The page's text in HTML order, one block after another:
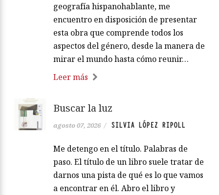
geografía hispanohablante, me
encuentro en disposición de presentar
esta obra que comprende todos los
aspectos del género, desde la manera de
mirar el mundo hasta cómo reunir…
Leer más
Buscar la luz
agosto 07, 2026 / SILVIA LÓPEZ RIPOLL
Me detengo en el título. Palabras de
paso. El título de un libro suele tratar de
darnos una pista de qué es lo que vamos
a encontrar en él. Abro el libro y